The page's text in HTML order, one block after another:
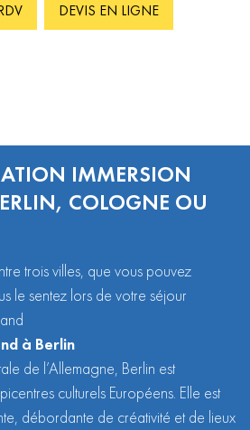
DEVIS EN LIGNE
IMMERSION
COLOGNE OU
trois villes, que vous pouvez
le sentez lors de votre séjour
à Berlin
de l’Allemagne, Berlin est
culturels Européens. Elle est
débordante de créativité et de lieux